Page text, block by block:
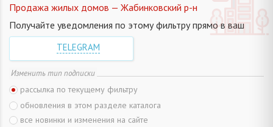
Продажа жилых домов — Жабинковский р-н
Получайте уведомления по этому фильтру прямо в ваш
TELEGRAM
Изменить тип подписки
рассылка по текущему фильтру
обновления в этом разделе каталога
все новинки и изменения на сайте